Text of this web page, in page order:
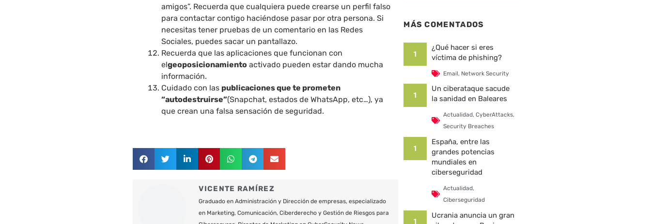
amigos”. Recuerda que cualquiera puede crearse un perfil falso
para contactar contigo haciéndose pasar por otra persona. Si
necesitas tener pruebas de un comentario en las Redes
Sociales, puedes sacar un pantallazo.
Recuerda que las aplicaciones que funcionan con
elgeoposicionamiento activado pueden estar dando mucha
información.
Cuidado con las publicaciones que te prometen
“autodestruirse”(Snapchat, estados de WhatsApp, etc…), ya
que crean una falsa sensación de seguridad.
VICENTE RAMÍREZ
Graduado en Administración y Dirección de empresas, especializado
en Marketing, Comunicación, Ciberderecho y Gestión de Riesgos para
MÁS COMENTADOS
1
¿Qué hacer si eres
víctima de phishing?
Email, Network Security
1
Un ciberataque sacude
la sanidad en Baleares
Actualidad, CyberAttacks,
Security Breaches
1
España, entre las
grandes potencias
mundiales en
ciberseguridad
Actualidad,
Ciberseguridad
1
Ucrania anuncia un gran